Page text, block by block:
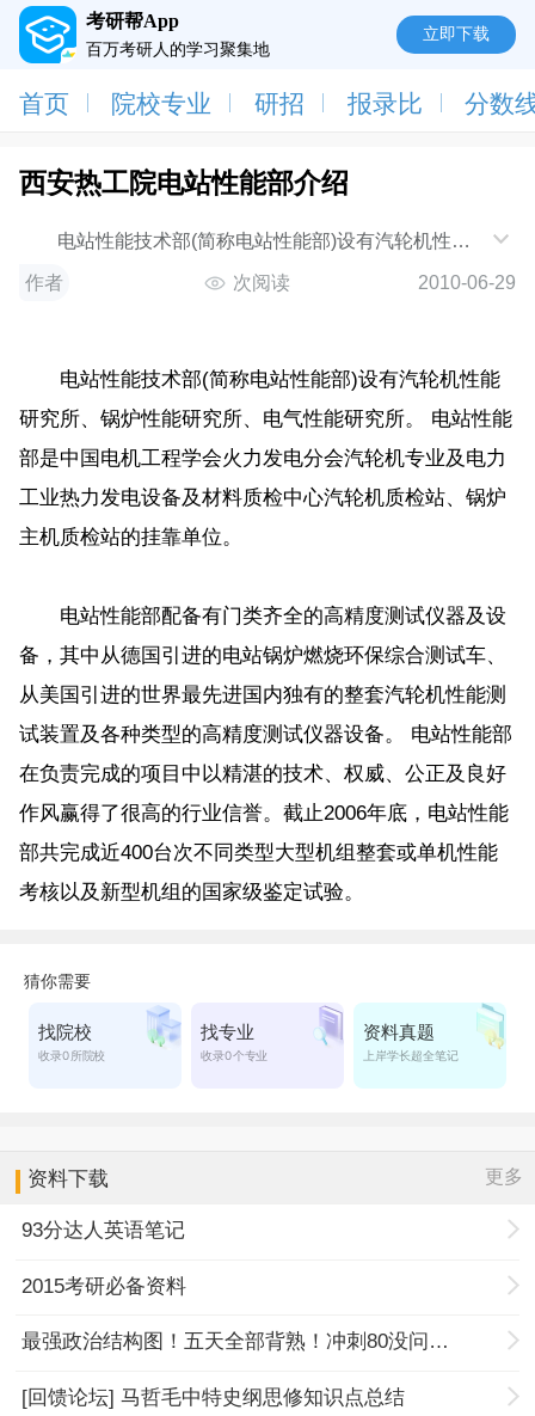
考研帮App
百万考研人的学习聚集地
立即下载
首页 院校专业 研招 报录比 分数
西安热工院电站性能部介绍
电站性能技术部(简称电站性能部)设有汽轮机性能
研究所、锅炉性能研究所、电气性能研究所。 电站性能
部
作者 次阅读 2010-06-29
电站性能技术部(简称电站性能部)设有汽轮机性能
研究所、锅炉性能研究所、电气性能研究所。 电站性能
部是中国电机工程学会火力发电分会汽轮机专业及电力
工业热力发电设备及材料质检中心汽轮机质检站、锅炉
主机质检站的挂靠单位。
电站性能部配备有门类齐全的高精度测试仪器及设
备，其中从德国引进的电站锅炉燃烧环保综合测试车、
从美国引进的世界最先进国内独有的整套汽轮机性能测
试装置及各种类型的高精度测试仪器设备。 电站性能部
在负责完成的项目中以精湛的技术、权威、公正及良好
作风赢得了很高的行业信誉。截止2006年底，电站性能
部共完成近400台次不同类型大型机组整套或单机性能
考核以及新型机组的国家级鉴定试验。
资料下载 更多
93分达人英语笔记
2015考研必备资料
最强政治结构图！五天全部背熟！冲刺80没问题！
[回馈论坛] 马哲毛中特史纲思修知识点总结